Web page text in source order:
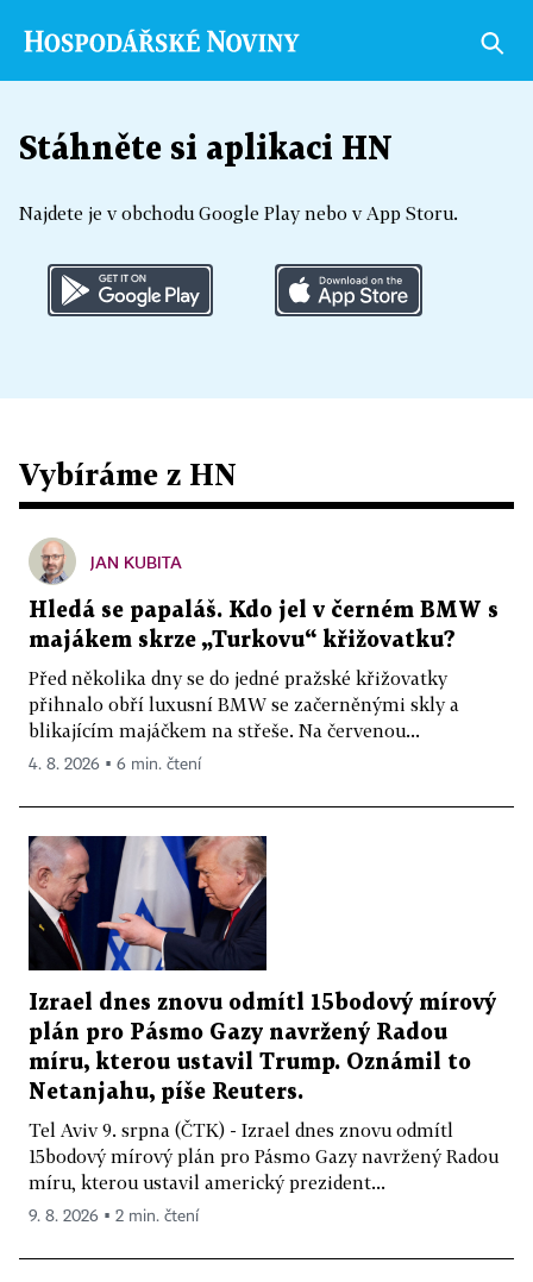
Stáhněte si aplikaci HN
Najdete je v obchodu Google Play nebo v App Storu.
Vybíráme z HN
JAN KUBITA
Hledá se papaláš. Kdo jel v černém BMW s
majákem skrze „Turkovu“ křižovatku?
Před několika dny se do jedné pražské křižovatky
přihnalo obří luxusní BMW se začerněnými skly a
blikajícím majáčkem na střeše. Na červenou...
4. 8. 2026 ▪ 6 min. čtení
Izrael dnes znovu odmítl 15bodový mírový
plán pro Pásmo Gazy navržený Radou
míru, kterou ustavil Trump. Oznámil to
Netanjahu, píše Reuters.
Tel Aviv 9. srpna (ČTK) - Izrael dnes znovu odmítl
15bodový mírový plán pro Pásmo Gazy navržený Radou
míru, kterou ustavil americký prezident...
9. 8. 2026 ▪ 2 min. čtení